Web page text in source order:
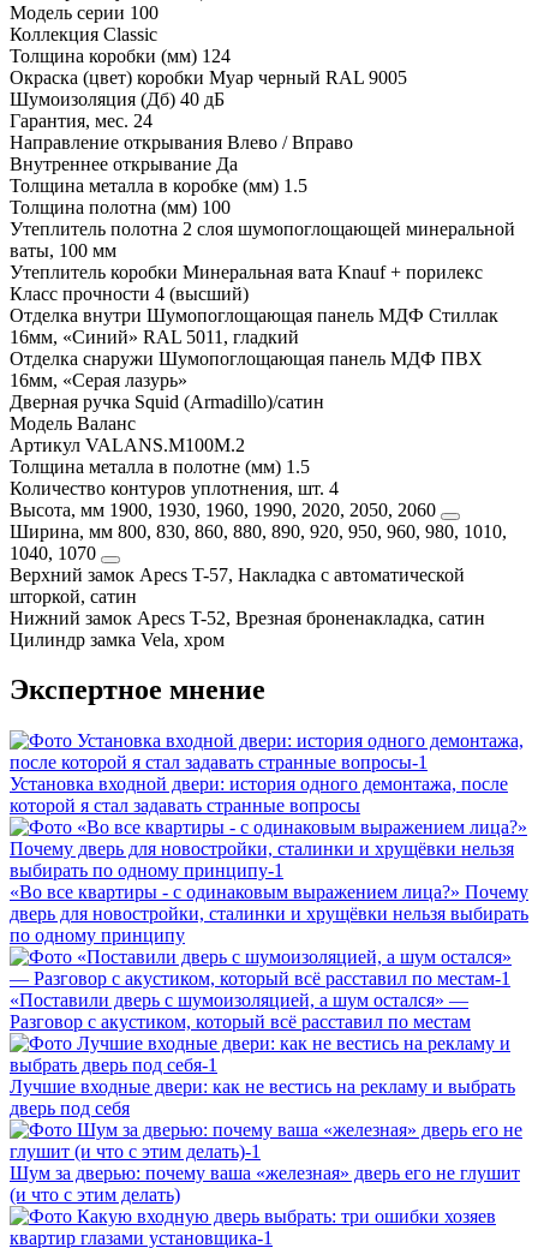
Модель серии 100
Коллекция Classic
Толщина коробки (мм) 124
Окраска (цвет) коробки Муар черный RAL 9005
Шумоизоляция (Дб) 40 дБ
Гарантия, мес. 24
Направление открывания Влево / Вправо
Внутреннее открывание Да
Толщина металла в коробке (мм) 1.5
Толщина полотна (мм) 100
Утеплитель полотна 2 слоя шумопоглощающей минеральной
ваты, 100 мм
Утеплитель коробки Минеральная вата Knauf + порилекс
Класс прочности 4 (высший)
Отделка внутри Шумопоглощающая панель МДФ Стиллак
16мм, «Синий» RAL 5011, гладкий
Отделка снаружи Шумопоглощающая панель МДФ ПВХ
16мм, «Серая лазурь»
Дверная ручка Squid (Armadillo)/сатин
Модель Валанс
Артикул VALANS.M100M.2
Толщина металла в полотне (мм) 1.5
Количество контуров уплотнения, шт. 4
Высота, мм 1900, 1930, 1960, 1990, 2020, 2050, 2060
Ширина, мм 800, 830, 860, 880, 890, 920, 950, 960, 980, 1010,
1040, 1070
Верхний замок Apecs T-57, Накладка с автоматической
шторкой, сатин
Нижний замок Apecs T-52, Врезная броненакладка, сатин
Цилиндр замка Vela, хром
Экспертное мнение
Установка входной двери: история одного демонтажа, после
которой я стал задавать странные вопросы
«Во все квартиры - с одинаковым выражением лица?» Почему
дверь для новостройки, сталинки и хрущёвки нельзя выбирать
по одному принципу
«Поставили дверь с шумоизоляцией, а шум остался» —
Разговор с акустиком, который всё расставил по местам
Лучшие входные двери: как не вестись на рекламу и выбрать
дверь под себя
Шум за дверью: почему ваша «железная» дверь его не глушит
(и что с этим делать)